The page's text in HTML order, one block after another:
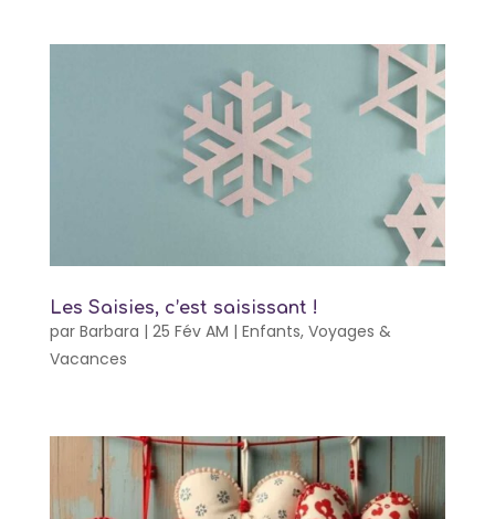
Les Saisies, c’est saisissant !
par Barbara | 25 Fév AM | Enfants, Voyages &
Vacances